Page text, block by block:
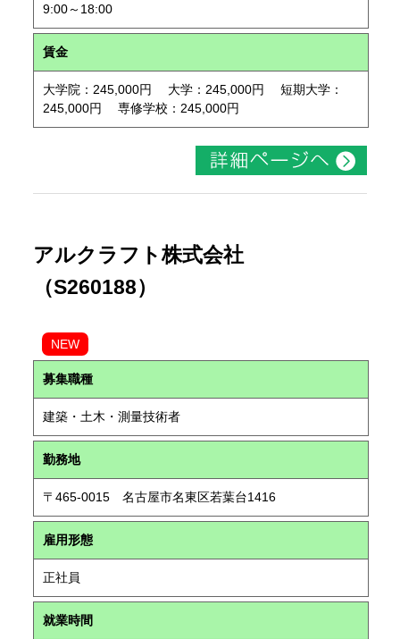
9:00～18:00
賃金
大学院：245,000円 大学：245,000円 短期大学：
245,000円 専修学校：245,000円
アルクラフト株式会社
（S260188）
NEW
募集職種
建築・土木・測量技術者
勤務地
〒465-0015 名古屋市名東区若葉台1416
雇用形態
正社員
就業時間